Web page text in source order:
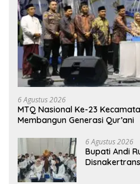
6 Agustus 2026
MTQ Nasional Ke-23
Membangun Generasi Qur’ani
6 Agustus 2026
Bupati Andi